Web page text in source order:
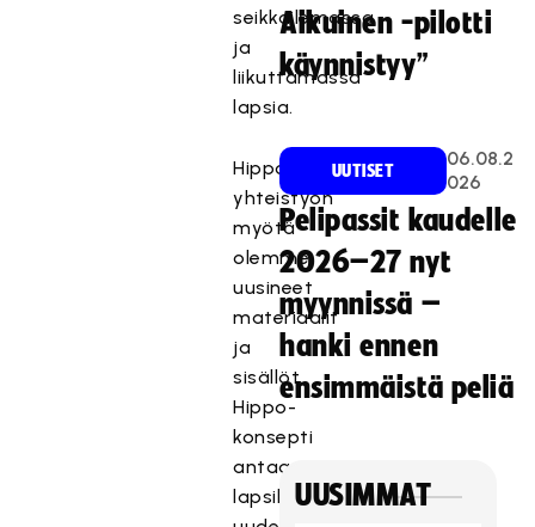
seikkailemassa
ja
liikuttamassa
lapsia.
Hippo-
yhteistyön
myötä
olemme
uusineet
materiaalit
ja
sisällöt.
Hippo-
konsepti
antaa
lapsille
Aikuinen -pilotti
käynnistyy”
UUTISET
06.08.2
026
Pelipassit kaudelle
2026–27 nyt
myynnissä –
hanki ennen
ensimmäistä peliä
UUSIMMAT